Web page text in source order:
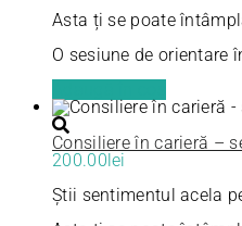
Asta ți se poate
O sesiune de
Consiliere în carieră –
200.00lei
Știi sentimentul acela